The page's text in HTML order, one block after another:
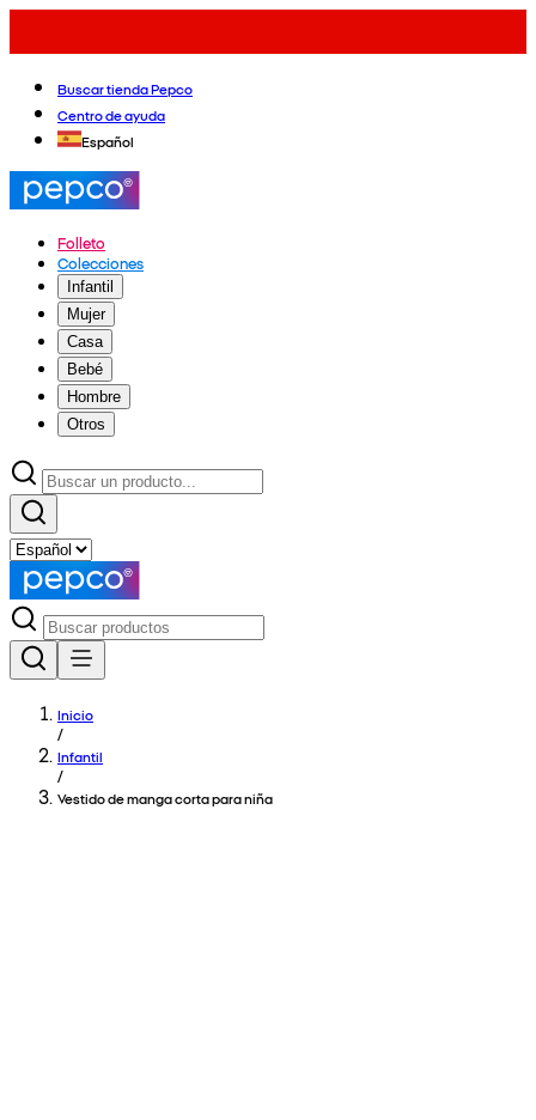
Buscar tienda Pepco
Centro de ayuda
Español
Folleto
Colecciones
Infantil
Mujer
Casa
Bebé
Hombre
Otros
Inicio
/
Infantil
/
Vestido de manga corta para niña